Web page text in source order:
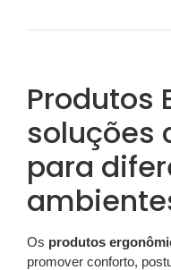
Produtos
soluções
para
Os produtos
promover conforto,